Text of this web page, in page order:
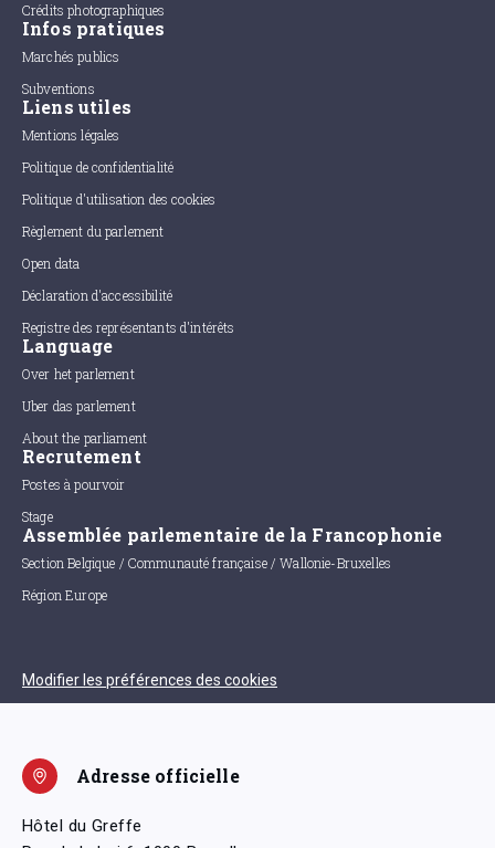
Crédits photographiques
Infos pratiques
Marchés publics
Subventions
Liens utiles
Mentions légales
Politique de confidentialité
Politique d'utilisation des cookies
Règlement du parlement
Open data
Déclaration d'accessibilité
Registre des représentants d'intérêts
Language
Over het parlement
Uber das parlement
About the parliament
Recrutement
Postes à pourvoir
Stage
Assemblée parlementaire de la Francophonie
Section Belgique / Communauté française / Wallonie-Bruxelles
Région Europe
Modifier les préférences des cookies
Adresse officielle
Hôtel du Greffe